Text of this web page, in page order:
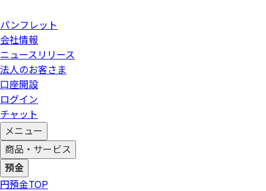
パンフレット
会社情報
ニュースリリース
法人のお客さま
口座開設
ログイン
チャット
メニュー
商品・サービス
預金
円預金TOP